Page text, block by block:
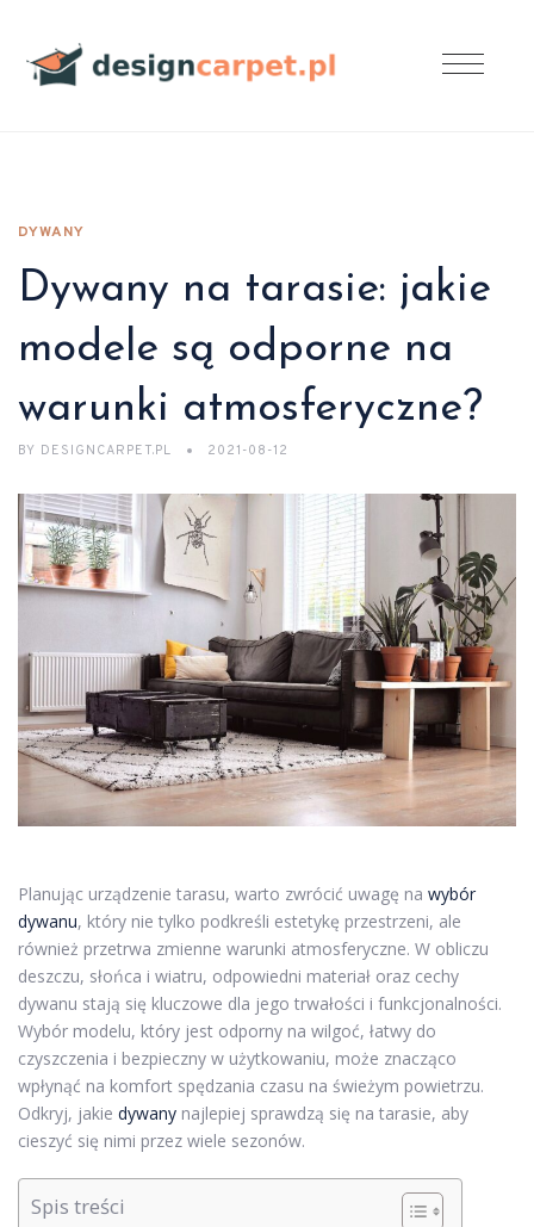
DYWANY
Dywany na tarasie: jakie
modele są odporne na
warunki atmosferyczne?
BY DESIGNCARPET.PL 2021-08-12
Planując urządzenie tarasu, warto zwrócić uwagę na wybór
dywanu, który nie tylko podkreśli estetykę przestrzeni, ale
również przetrwa zmienne warunki atmosferyczne. W obliczu
deszczu, słońca i wiatru, odpowiedni materiał oraz cechy
dywanu stają się kluczowe dla jego trwałości i funkcjonalności.
Wybór modelu, który jest odporny na wilgoć, łatwy do
czyszczenia i bezpieczny w użytkowaniu, może znacząco
wpłynąć na komfort spędzania czasu na świeżym powietrzu.
Odkryj, jakie dywany najlepiej sprawdzą się na tarasie, aby
cieszyć się nimi przez wiele sezonów.
Spis treści